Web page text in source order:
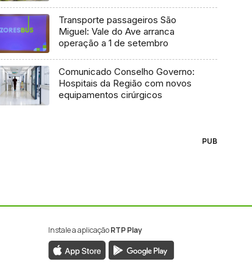
Transporte passageiros São
Miguel: Vale do Ave arranca
operação a 1 de setembro
Comunicado Conselho Governo:
Hospitais da Região com novos
equipamentos cirúrgicos
PUB
Instale a aplicaçãoRTP Play